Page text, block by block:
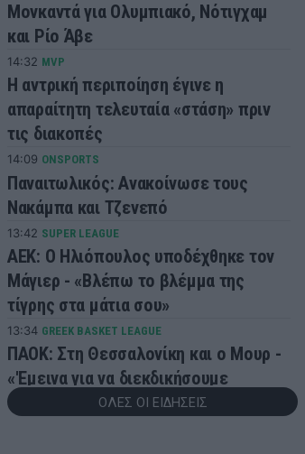
Μονκαντά για Ολυμπιακό, Νότιγχαμ
και Ρίο Άβε
14:32 MVP
Η αντρική περιποίηση έγινε η
απαραίτητη τελευταία «στάση» πριν
τις διακοπές
14:09 ONSPORTS
Παναιτωλικός: Ανακοίνωσε τους
Νακάμπα και Τζενεπό
13:42 SUPER LEAGUE
ΑΕΚ: Ο Ηλιόπουλος υποδέχθηκε τον
Μάγιερ - «Βλέπω το βλέμμα της
τίγρης στα μάτια σου»
13:34 GREEK BASKET LEAGUE
ΠΑΟΚ: Στη Θεσσαλονίκη και ο Μουρ -
«'Εμεινα για να διεκδικήσουμε
τίτλους»
ΟΛΕΣ ΟΙ ΕΙΔΗΣΕΙΣ